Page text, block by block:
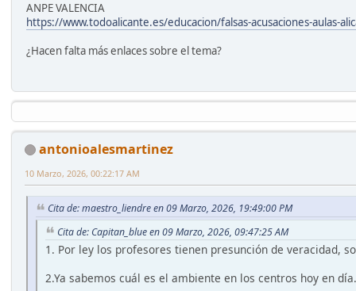
ANPE VALENCIA
https://www.todoalicante.es/educacion/falsas-acusaciones-aulas-
¿Hacen falta más enlaces sobre el tema?
antonioalesmartinez
10 Marzo, 2026, 00:22:17 AM
Cita de: maestro_liendre en 09 Marzo, 2026, 19:49:00 PM
Cita de: Capitan_blue en 09 Marzo, 2026, 09:47:25 AM
1. Por ley los profesores tienen presunción de veracidad,
2.Ya sabemos cuál es el ambiente en los centros hoy en